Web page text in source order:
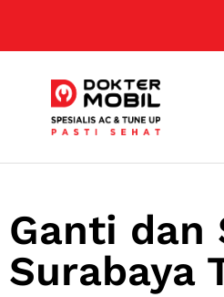
Ganti dan
Surabaya